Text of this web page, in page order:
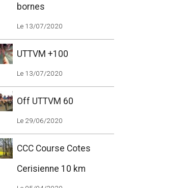
bornes
Le 13/07/2020
UTTVM +100
Le 13/07/2020
Off UTTVM 60
Le 29/06/2020
CCC Course Cotes
Cerisienne 10 km